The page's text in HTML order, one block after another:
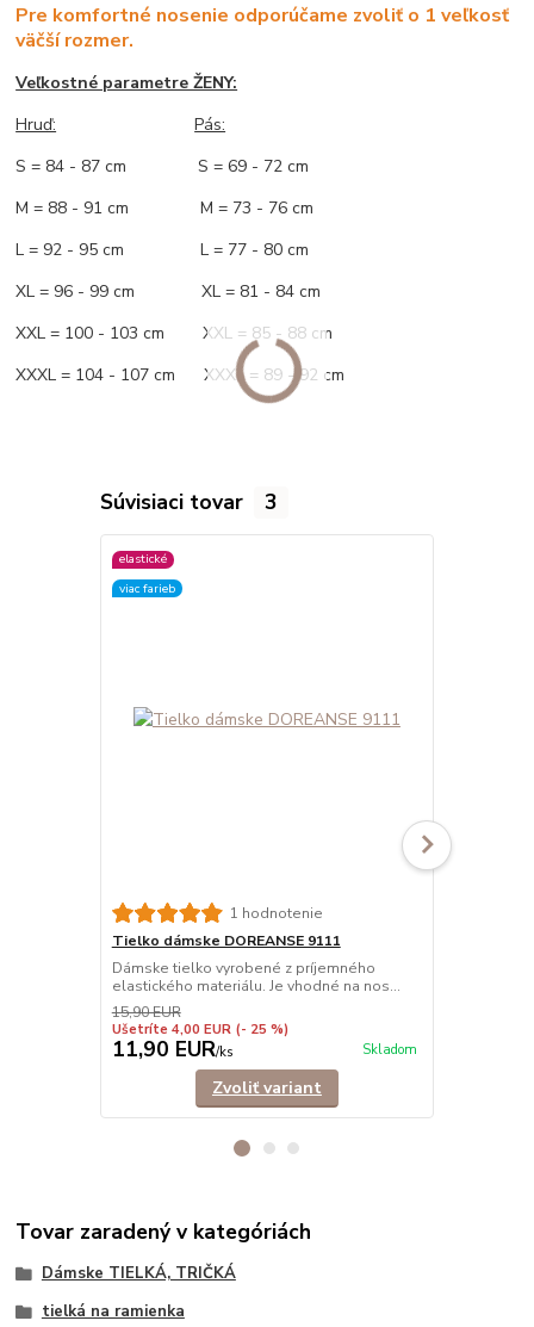
Pre komfortné nosenie odporúčame zvoliť o 1 veľkosť
väčší rozmer.
Veľkostné parametre ŽENY:
Hruď:
Pás:
S = 84 - 87 cm S = 69 - 72 cm
M = 88 - 91 cm M = 73 - 76 cm
L = 92 - 95 cm L = 77 - 80 cm
XL = 96 - 99 cm XL = 81 - 84 cm
XXL = 100 - 103 cm XXL = 85 - 88 cm
XXXL = 104 - 107 cm XXXL = 89 - 92 cm
Súvisiaci tovar 3
elastické
viac farieb
1 hodnotenie
Tielko dámske DOREANSE 9111
Dámske tielko vyrobené z príjemného
elastického materiálu. Je vhodné na nos...
15,90 EUR
Ušetríte 4,00 EUR (- 25 %)
11,90 EUR/ks Skladom
Zvoliť variant
Tovar zaradený v kategóriách
Dámske TIELKÁ, TRIČKÁ
tielká na ramienka